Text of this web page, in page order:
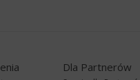
Dla Partnerów